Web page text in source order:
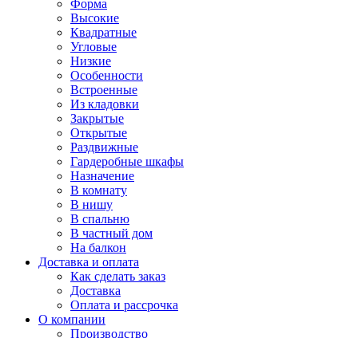
Форма
Высокие
Квадратные
Угловые
Низкие
Особенности
Встроенные
Из кладовки
Закрытые
Открытые
Раздвижные
Гардеробные шкафы
Назначение
В комнату
В нишу
В спальню
В частный дом
На балкон
Доставка и оплата
Как сделать заказ
Доставка
Оплата и рассрочка
О компании
Производство